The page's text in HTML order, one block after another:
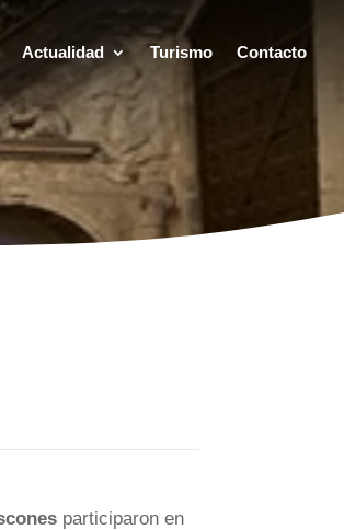
Actualidad Turismo Contacto
participaron en